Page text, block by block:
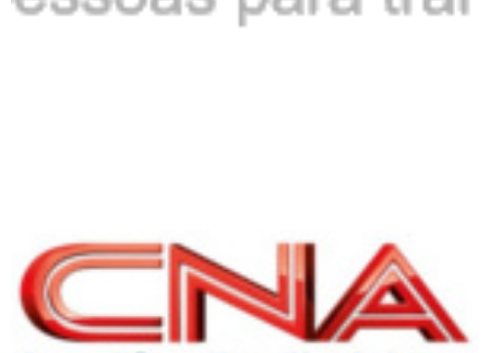
CNA – Inglês Definitivo